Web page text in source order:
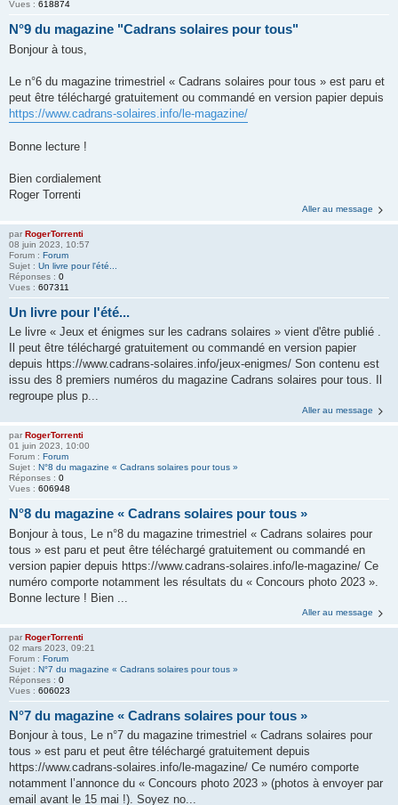
Vues : 618874
N°9 du magazine "Cadrans solaires pour tous"
Bonjour à tous,
Le n°6 du magazine trimestriel « Cadrans solaires pour tous » est paru et
peut être téléchargé gratuitement ou commandé en version papier depuis
https://www.cadrans-solaires.info/le-magazine/
Bonne lecture !
Bien cordialement
Roger Torrenti
Aller au message
par RogerTorrenti
08 juin 2023, 10:57
Forum : Forum
Sujet : Un livre pour l'été...
Réponses : 0
Vues : 607311
Un livre pour l'été...
Le livre « Jeux et énigmes sur les cadrans solaires » vient d'être publié .
Il peut être téléchargé gratuitement ou commandé en version papier
depuis https://www.cadrans-solaires.info/jeux-enigmes/ Son contenu est
issu des 8 premiers numéros du magazine Cadrans solaires pour tous. Il
regroupe plus p...
Aller au message
par RogerTorrenti
01 juin 2023, 10:00
Forum : Forum
Sujet : N°8 du magazine « Cadrans solaires pour tous »
Réponses : 0
Vues : 606948
N°8 du magazine « Cadrans solaires pour tous »
Bonjour à tous, Le n°8 du magazine trimestriel « Cadrans solaires pour
tous » est paru et peut être téléchargé gratuitement ou commandé en
version papier depuis https://www.cadrans-solaires.info/le-magazine/ Ce
numéro comporte notamment les résultats du « Concours photo 2023 ».
Bonne lecture ! Bien ...
Aller au message
par RogerTorrenti
02 mars 2023, 09:21
Forum : Forum
Sujet : N°7 du magazine « Cadrans solaires pour tous »
Réponses : 0
Vues : 606023
N°7 du magazine « Cadrans solaires pour tous »
Bonjour à tous, Le n°7 du magazine trimestriel « Cadrans solaires pour
tous » est paru et peut être téléchargé gratuitement depuis
https://www.cadrans-solaires.info/le-magazine/ Ce numéro comporte
notamment l’annonce du « Concours photo 2023 » (photos à envoyer par
email avant le 15 mai !). Soyez no...